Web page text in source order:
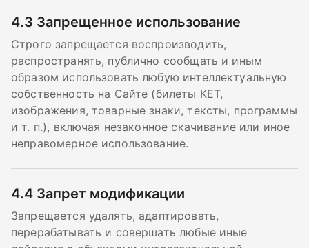
4.3 Запрещенное использование
Строго запрещается воспроизводить,
распространять, публично сообщать и иным
образом использовать любую интеллектуальную
собственность на Сайте (билеты КЕТ,
изображения, товарные знаки, тексты, программы
и т. п.), включая незаконное скачивание или иное
неправомерное использование.
4.4 Запрет модификации
Запрещается удалять, адаптировать,
перерабатывать и совершать любые иные